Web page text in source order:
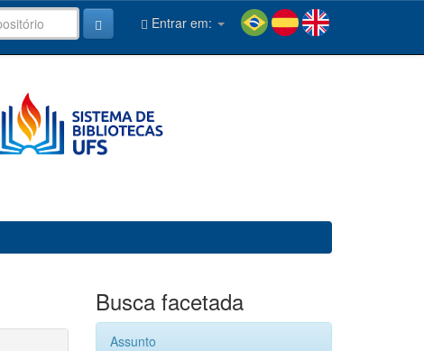
Entrar em:
Busca facetada
Assunto